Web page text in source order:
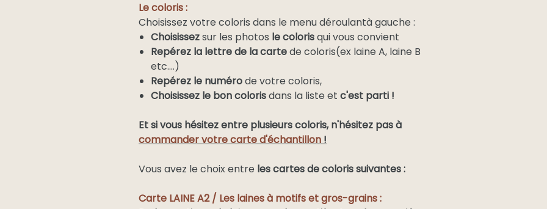
Le coloris :
Choisissez votre coloris dans le menu déroulantà gauche :
Choisissezsur les photos le colorisqui vous convient
Repérez la lettre de la cartede coloris(ex laine A, laine B
etc....)
Repérez le numérode votre coloris,
Choisissez le bon colorisdans la liste et c'est parti !
Etsi vous hésitez entre plusieurs coloris, n'hésitez pas à
commandervotre carte d'échantillon !
Vous avez le choix entre les cartes de coloris suivantes :
Carte LAINE A2 / Les laines à motifs et gros-grains :